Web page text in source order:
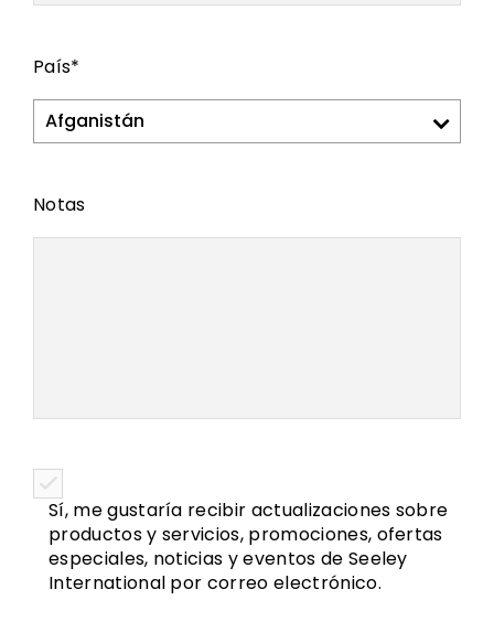
País*
Notas
Sí, me gustaría recibir actualizaciones sobre
productos y servicios, promociones, ofertas
especiales, noticias y eventos de Seeley
International por correo electrónico.